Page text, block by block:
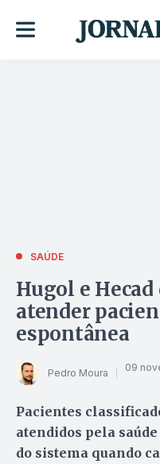
SAÚDE
Hugol e
atender
espontânea
Pedro Moura 09
Pacientes
atendidos pela
do sistema quando